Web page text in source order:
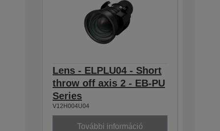
Lens - ELPLU04 - Short
throw off axis 2 - EB-PU
Series
V12H004U04
További információ